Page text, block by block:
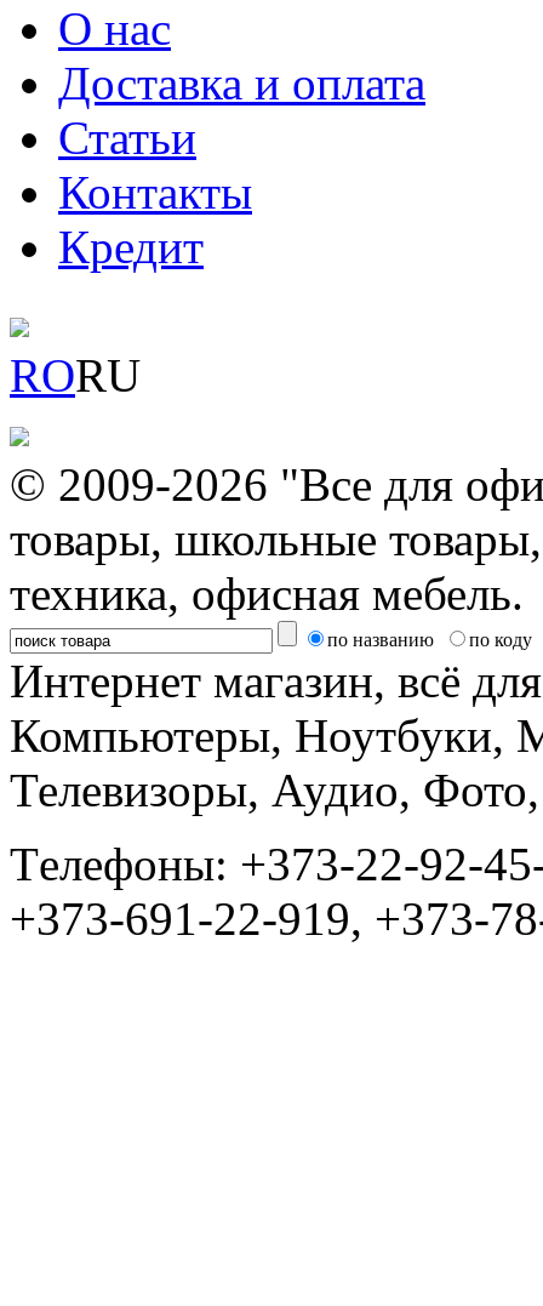
О нас
Доставка и оплата
Статьи
Контакты
Кредит
RORU
© 2009-2026 "Все для
товары, школьные
техника, офисная мебель.
по названию по коду
Интернет магазин, всё
Компьютеры, Ноутбуки,
Телевизоры, Аудио,
Tелефоны: +373-22-92-
+373-691-22-919, +373-